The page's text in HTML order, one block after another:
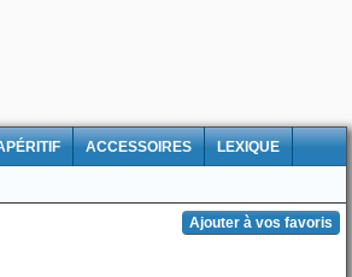
ACCESSOIRES LEXIQUE